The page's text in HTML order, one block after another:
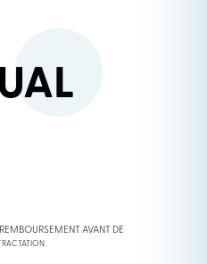
AVANT DE